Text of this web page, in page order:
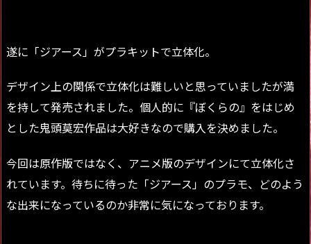
遂に「ジアース」がプラキットで立体化。
デザイン上の関係で立体化は難しいと思っていましたが満
を持して発売されました。個人的に『ぼくらの』をはじめ
とした鬼頭莫宏作品は大好きなので購入を決めました。
今回は原作版ではなく、アニメ版のデザインにて立体化さ
れています。待ちに待った「ジアース」のプラモ、どのよう
な出来になっているのか非常に気になっております。